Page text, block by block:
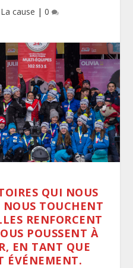
La cause | 0
QUI NOUS
TOUCHENT
RENFORCENT
POUSSENT À
EN TANT QUE
ÉVÉNEMENT.